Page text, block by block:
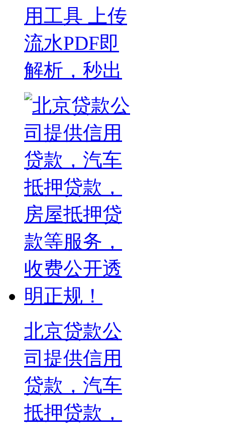
用工具 上传
流水PDF即
解析，秒出
北京贷款公
司提供信用
贷款，汽车
抵押贷款，